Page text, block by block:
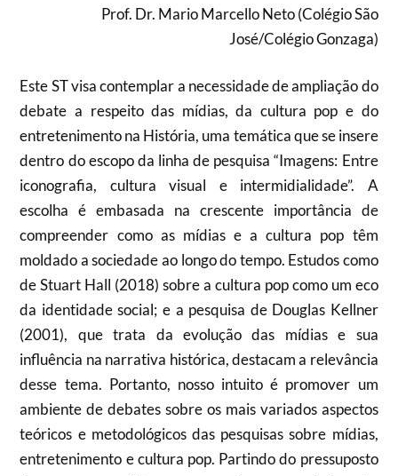
Prof. Dr. Mario Marcello Neto (Colégio São
José/Colégio Gonzaga)
Este ST visa contemplar a necessidade de ampliação do
debate a respeito das mídias, da cultura pop e do
entretenimento na História, uma temática que se insere
dentro do escopo da linha de pesquisa “Imagens: Entre
iconografia, cultura visual e intermidialidade”. A
escolha é embasada na crescente importância de
compreender como as mídias e a cultura pop têm
moldado a sociedade ao longo do tempo. Estudos como
de Stuart Hall (2018) sobre a cultura pop como um eco
da identidade social; e a pesquisa de Douglas Kellner
(2001), que trata da evolução das mídias e sua
influência na narrativa histórica, destacam a relevância
desse tema. Portanto, nosso intuito é promover um
ambiente de debates sobre os mais variados aspectos
teóricos e metodológicos das pesquisas sobre mídias,
entretenimento e cultura pop. Partindo do pressuposto